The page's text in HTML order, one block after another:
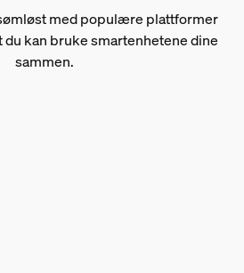
med populære plattformer
kan bruke smartenhetene dine
sammen.